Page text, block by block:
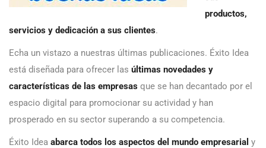
productos,
servicios y dedicación a sus clientes.
Echa un vistazo a nuestras últimas publicaciones. Éxito Idea
está diseñada para ofrecer las últimas novedades y
características de las empresas que se han decantado por el
espacio digital para promocionar su actividad y han
prosperado en su sector superando a su competencia.
Éxito Idea abarca todos los aspectos del mundo empresarial y